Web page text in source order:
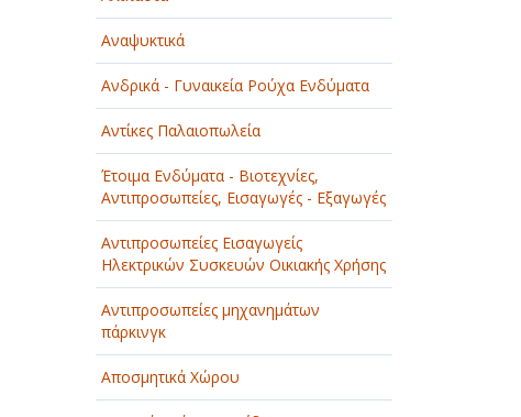
Αναψυκτικά
Ανδρικά - Γυναικεία Ρούχα Ενδύματα
Αντίκες Παλαιοπωλεία
Έτοιμα Ενδύματα - Βιοτεχνίες,
Αντιπροσωπείες, Εισαγωγές - Εξαγωγές
Αντιπροσωπείες Εισαγωγείς
Ηλεκτρικών Συσκευών Οικιακής Χρήσης
Αντιπροσωπείες μηχανημάτων
πάρκινγκ
Αποσμητικά Χώρου